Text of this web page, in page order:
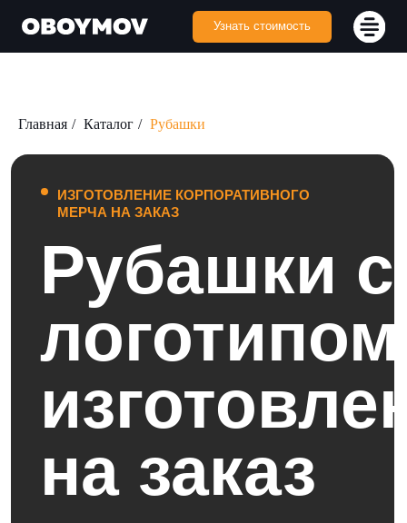
Узнать стоимость
Главная / Каталог / Рубашки
Рубашки с
логотипом —
изготовление
на заказ
Рубашки с логотипом на заказ — это базовый
аккуратный и профессиональный образ компании.
Такой формат подходит для офисной среды,
мероприятий, розничного персонала, переговоров и
ИЗГОТОВЛЕНИЕ КОРПОРАТИВНОГО